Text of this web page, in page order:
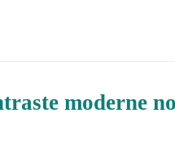
moderne